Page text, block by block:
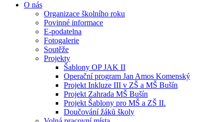
O nás
Organizace školního roku
Povinné informace
E-podatelna
Fotogalerie
Soutěže
Projekty
Šablony OP JAK II
Operační program Jan Amos Komenský
Projekt Inkluze III v ZŠ a MŠ Bušín
Projekt Zahrada MŠ Bušín
Projekt Šablony pro MŠ a ZŠ II.
Doučování žáků školy